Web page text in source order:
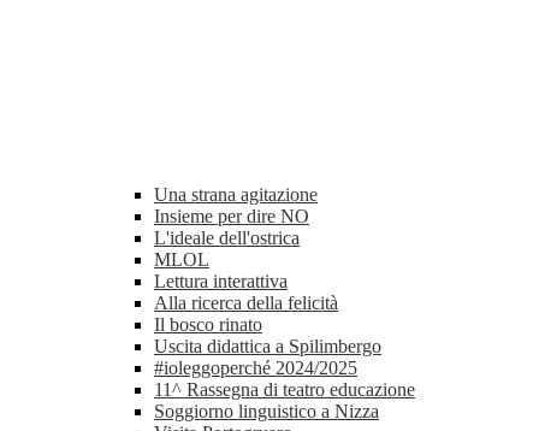
Una strana agitazione
Insieme per dire NO
L'ideale dell'ostrica
MLOL
Lettura interattiva
Alla ricerca della felicità
Il bosco rinato
Uscita didattica a Spilimbergo
#ioleggoperché 2024/2025
11^ Rassegna di teatro educazione
Soggiorno linguistico a Nizza